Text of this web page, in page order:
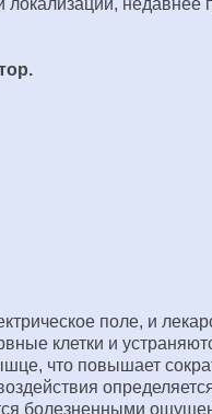
недавнее
поле, и
клетки и
что повышает
болезненными